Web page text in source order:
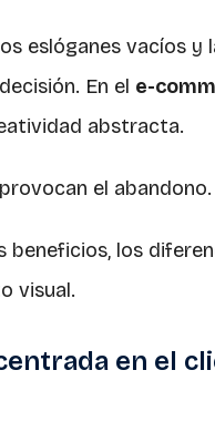
eslóganes vacíos y
En el e-
abstracta.
el abandono.
beneficios, los
visual.
en el